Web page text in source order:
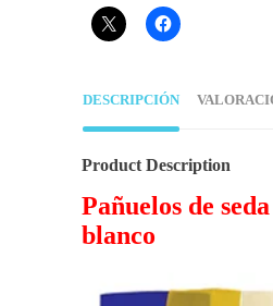
DESCRIPCIÓN
Product Description
Pañuelos de
blanco